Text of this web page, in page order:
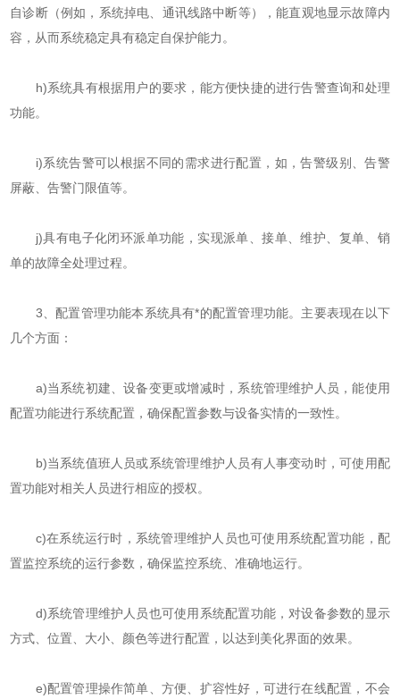
自诊断（例如，系统掉电、通讯线路中断等），能直观地显示故障内
容，从而系统稳定具有稳定自保护能力。
h)系统具有根据用户的要求，能方便快捷的进行告警查询和处理
功能。
i)系统告警可以根据不同的需求进行配置，如，告警级别、告警
屏蔽、告警门限值等。
j)具有电子化闭环派单功能，实现派单、接单、维护、复单、销
单的故障全处理过程。
3、配置管理功能本系统具有*的配置管理功能。主要表现在以下
几个方面：
a)当系统初建、设备变更或增减时，系统管理维护人员，能使用
配置功能进行系统配置，确保配置参数与设备实情的一致性。
b)当系统值班人员或系统管理维护人员有人事变动时，可使用配
置功能对相关人员进行相应的授权。
c)在系统运行时，系统管理维护人员也可使用系统配置功能，配
置监控系统的运行参数，确保监控系统、准确地运行。
d)系统管理维护人员也可使用系统配置功能，对设备参数的显示
方式、位置、大小、颜色等进行配置，以达到美化界面的效果。
e)配置管理操作简单、方便、扩容性好，可进行在线配置，不会